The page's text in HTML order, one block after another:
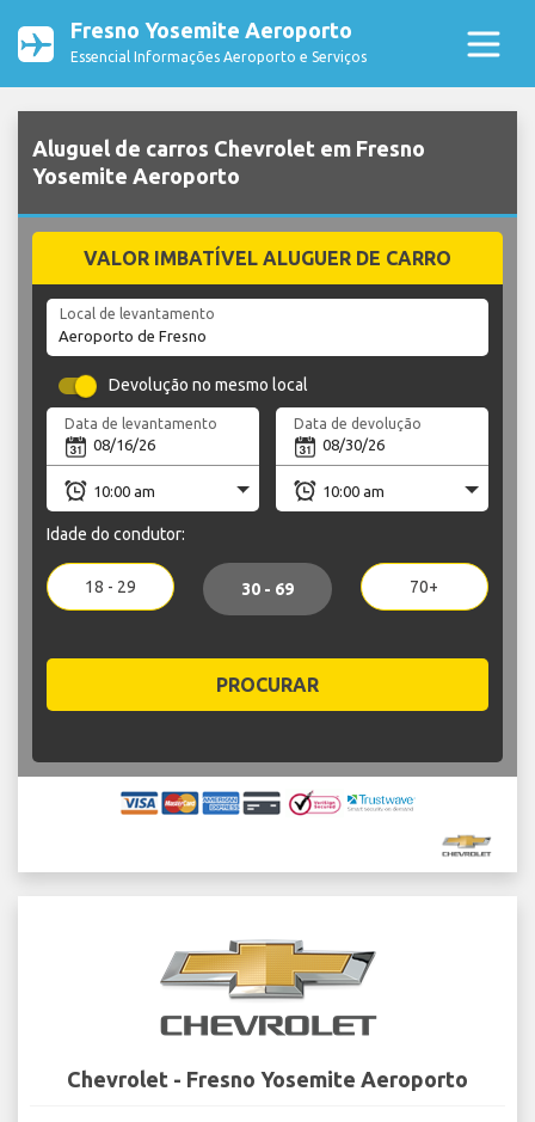
Fresno Yosemite Aeroporto
Essencial Informações Aeroporto e Serviços
Aluguel de carros Chevrolet em Fresno
Yosemite Aeroporto
VALOR IMBATÍVEL ALUGUER DE CARRO
Local de levantamento
Devolução no mesmo local
Data de levantamento Data de devolução
Idade do condutor:
18 - 29 30 - 69 70+
PROCURAR
Chevrolet - Fresno Yosemite Aeroporto